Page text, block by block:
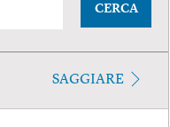
CERCA
SAGGIARE